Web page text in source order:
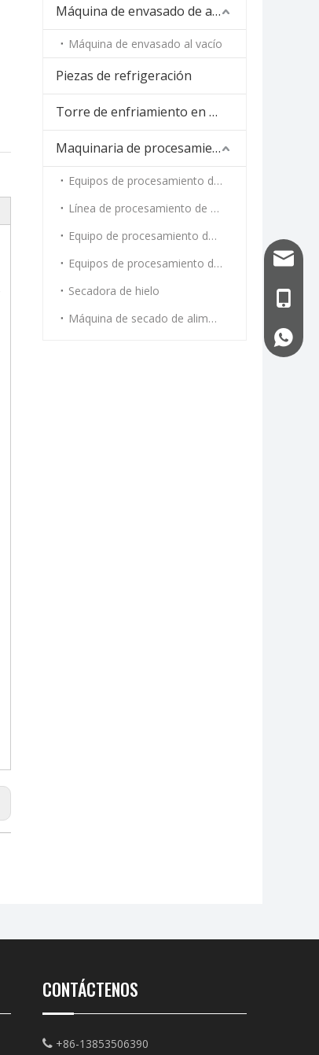
Máquina de envasado de alimentos
Máquina de envasado al vacío
Piezas de refrigeración
Torre de enfriamiento en espiral
Maquinaria de procesamiento de alimentos
Equipos de procesamiento de carne
Línea de procesamiento de vegetales
Equipo de procesamiento de mariscos
Equipos de procesamiento de cocción al vapor y tostado
Secadora de hielo
Máquina de secado de alimentos
CONTÁCTENOS
 +86-13853506390
+86-